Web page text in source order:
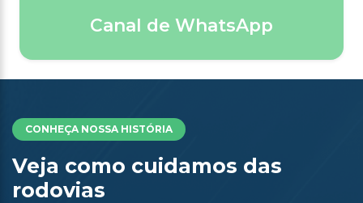
Canal de WhatsApp
CONHEÇA NOSSA HISTÓRIA
Veja como cuidamos das
rodovias